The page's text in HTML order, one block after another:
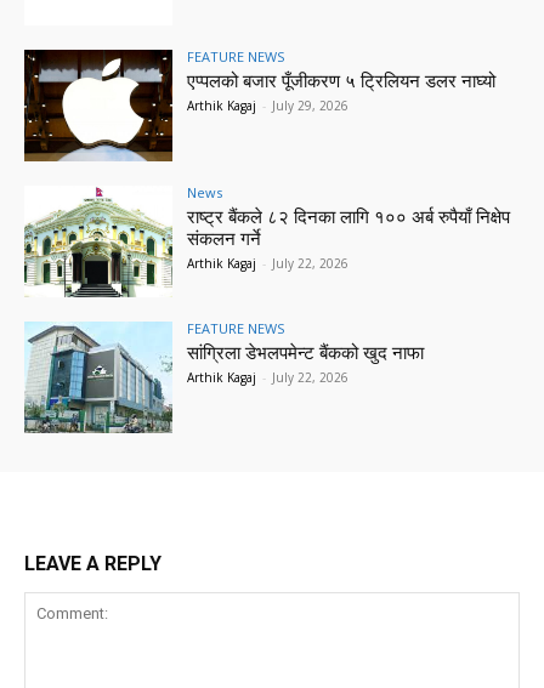
FEATURE NEWS
एप्पलको बजार पूँजीकरण ५ ट्रिलियन डलर नाघ्यो
Arthik Kagaj - July 29, 2026
News
राष्ट्र बैंकले ८२ दिनका लागि १०० अर्ब रुपैयाँ निक्षेप
संकलन गर्ने
Arthik Kagaj - July 22, 2026
FEATURE NEWS
सांग्रिला डेभलपमेन्ट बैंकको खुद नाफा
Arthik Kagaj - July 22, 2026
LEAVE A REPLY